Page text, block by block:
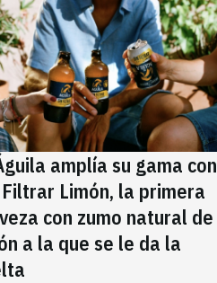
amplía su gama con
Limón, la primera
con zumo natural de
a la que se le da la